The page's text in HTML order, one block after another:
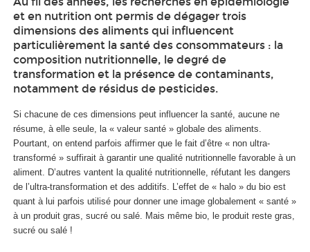
et en nutrition ont permis de dégager trois
dimensions des aliments qui influencent
particulièrement la santé des consommateurs : la
composition nutritionnelle, le degré de
transformation et la présence de contaminants,
notamment de résidus de pesticides.
Si chacune de ces dimensions peut influencer la santé, aucune ne
résume, à elle seule, la « valeur santé » globale des aliments.
Pourtant, on entend parfois affirmer que le fait d’être « non ultra-
transformé » suffirait à garantir une qualité nutritionnelle favorable à un
aliment. D’autres vantent la qualité nutritionnelle, réfutant les dangers
de l’ultra-transformation et des additifs. L’effet de « halo » du bio est
quant à lui parfois utilisé pour donner une image globalement « santé »
à un produit gras, sucré ou salé. Mais même bio, le produit reste gras,
sucré ou salé !